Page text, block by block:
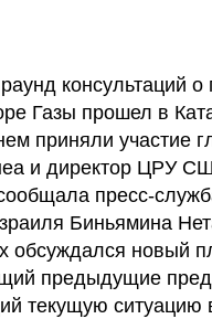
консультаций
Газы прошел в
приняли участие
и директор ЦРУ
пресс-
Биньямина
обсуждался новый
предыдущие
текущую ситуацию